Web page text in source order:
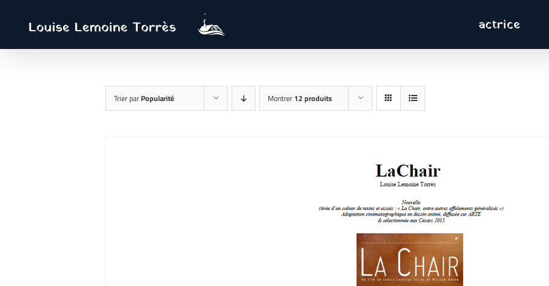
actrice
Trier parPopularité Montrer12 produits